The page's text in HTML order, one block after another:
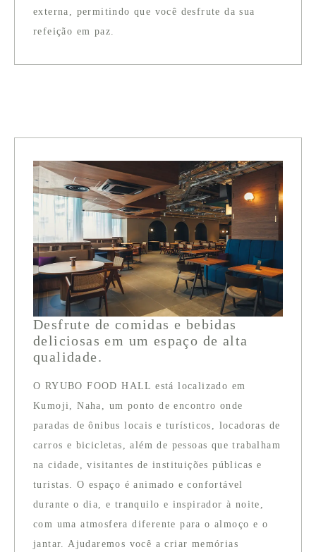
externa, permitindo que você desfrute da sua
refeição em paz.
Desfrute de comidas e bebidas
deliciosas em um espaço de alta
qualidade.
O RYUBO FOOD HALL está localizado em
Kumoji, Naha, um ponto de encontro onde
paradas de ônibus locais e turísticos, locadoras de
carros e bicicletas, além de pessoas que trabalham
na cidade, visitantes de instituições públicas e
turistas. O espaço é animado e confortável
durante o dia, e tranquilo e inspirador à noite,
com uma atmosfera diferente para o almoço e o
jantar. Ajudaremos você a criar memórias